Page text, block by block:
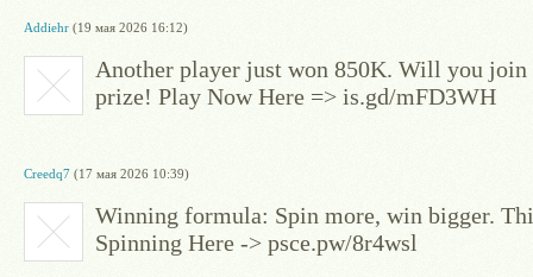
Addiehr (19 мая 2026 16:12)
Another player just won 850K. Will you
prize! Play Now Here => is.gd/mFD3WH
Creedq7 (17 мая 2026 10:39)
Winning formula: Spin more, win bigger.
Spinning Here -> psce.pw/8r4wsl